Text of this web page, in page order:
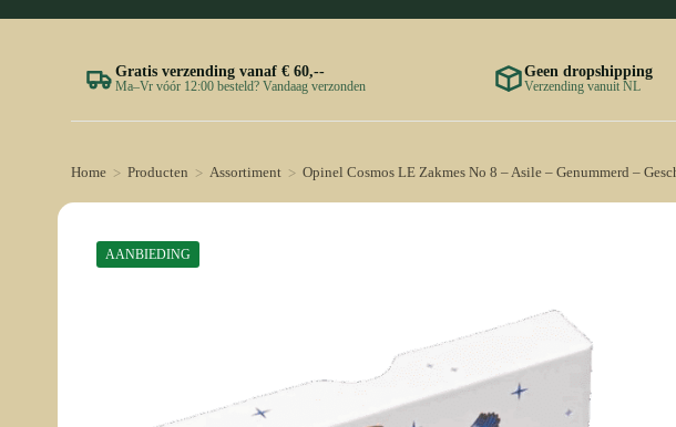
Gratis verzending vanaf € 60,--
Ma–Vr vóór 12:00 besteld? Vandaag verzonden
Geen dropshipping
Verzending vanuit NL
Home > Producten > Assortiment > Opinel Cosmos LE Zakmes No 8 – Asile – Genummerd –
AANBIEDING